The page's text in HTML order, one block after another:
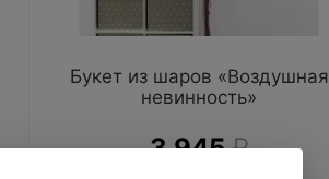
Букет из шаров «Воздушная
невинность»
3 945₽